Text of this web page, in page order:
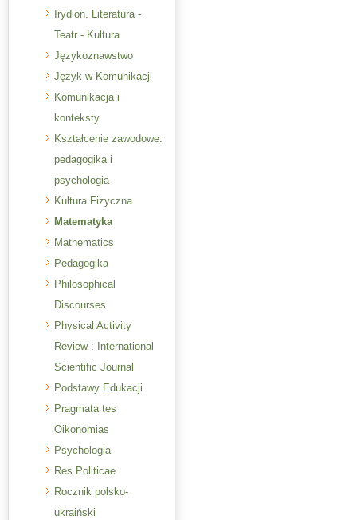
Irydion. Literatura -
Teatr - Kultura
Językoznawstwo
Język w Komunikacji
Komunikacja i
konteksty
Kształcenie zawodowe:
pedagogika i
psychologia
Kultura Fizyczna
Matematyka
Mathematics
Pedagogika
Philosophical
Discourses
Physical Activity
Review : International
Scientific Journal
Podstawy Edukacji
Pragmata tes
Oikonomias
Psychologia
Res Politicae
Rocznik polsko-
ukraiński